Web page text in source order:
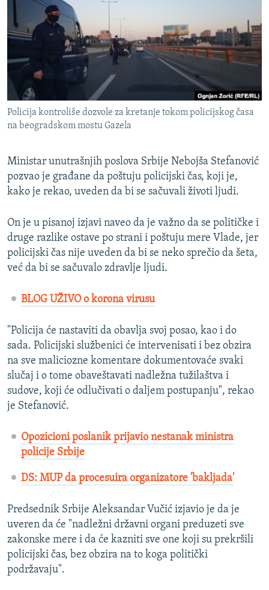
ISPRIČAJ MI
DNEVNO@RSE
SPECIJALI RSE
VIŠE OD NASLOVA
GENOCID U SREBRENICI
POPLAVE I KLIZIŠTA U BIH 2024.
POST SCRIPTUM
MOJA EVROPA
SVE KARTE DEJTONA
NASTANAK I RASPAD JUGOSLAVIJE
PRATITE NAS
Policija kontroliše dozvole za kretanje tokom policijskog časa
na beogradskom mostu Gazela
Ministar unutrašnjih poslova Srbije Nebojša Stefanović
pozvao je građane da poštuju policijski čas, koji je,
kako je rekao, uveden da bi se sačuvali životi ljudi.
On je u pisanoj izjavi naveo da je važno da se političke i
druge razlike ostave po strani i poštuju mere Vlade, jer
policijski čas nije uveden da bi se neko sprečio da šeta,
već da bi se sačuvalo zdravlje ljudi.
BLOG UŽIVO o korona virusu
"Policija će nastaviti da obavlja svoj posao, kao i do
sada. Policijski službenici će intervenisati i bez obzira
na sve maliciozne komentare dokumentovaće svaki
slučaj i o tome obaveštavati nadležna tužilaštva i
sudove, koji će odlučivati o daljem postupanju", rekao
je Stefanović.
Opozicioni poslanik prijavio nestanak ministra
policije Srbije
DS: MUP da procesuira organizatore 'bakljada'
Predsednik Srbije Aleksandar Vučić izjavio je da je
uveren da će "nadležni državni organi preduzeti sve
zakonske mere i da će kazniti sve one koji su prekršili
policijski čas, bez obzira na to koga politički
podržavaju".